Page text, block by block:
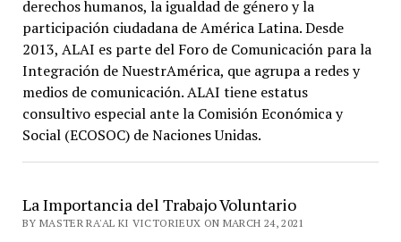
derechos humanos, la igualdad de género y la
participación ciudadana de América Latina. Desde
2013, ALAI es parte del Foro de Comunicación para la
Integración de NuestrAmérica, que agrupa a redes y
medios de comunicación. ALAI tiene estatus
consultivo especial ante la Comisión Económica y
Social (ECOSOC) de Naciones Unidas.
La Importancia del Trabajo Voluntario
BY MASTER RA'AL KI VICTORIEUX ON MARCH 24, 2021